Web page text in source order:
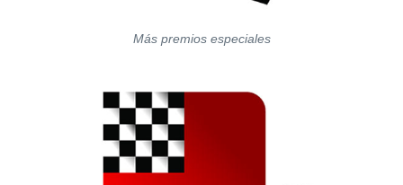
Más premios especiales